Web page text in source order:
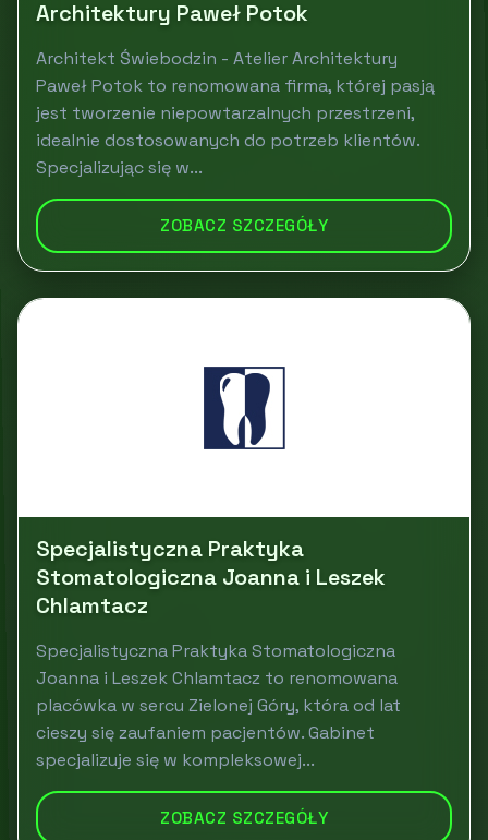
Architektury Paweł Potok
Architekt Świebodzin - Atelier Architektury
Paweł Potok to renomowana firma, której pasją
jest tworzenie niepowtarzalnych przestrzeni,
idealnie dostosowanych do potrzeb klientów.
Specjalizując się w...
ZOBACZ SZCZEGÓŁY
Specjalistyczna Praktyka
Stomatologiczna Joanna i Leszek
Chlamtacz
Specjalistyczna Praktyka Stomatologiczna
Joanna i Leszek Chlamtacz to renomowana
placówka w sercu Zielonej Góry, która od lat
cieszy się zaufaniem pacjentów. Gabinet
specjalizuje się w kompleksowej...
ZOBACZ SZCZEGÓŁY